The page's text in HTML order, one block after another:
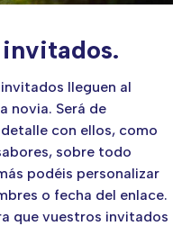
lleguen al
novia. Será de
con ellos, como
sobre todo
podéis personalizar
o fecha del enlace.
que vuestros invitados